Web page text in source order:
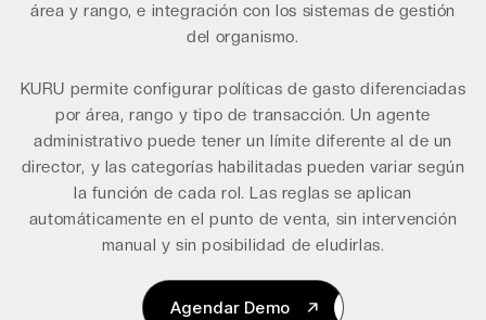
área y rango, e integración con los sistemas de gestión
del organismo.
KURU permite configurar políticas de gasto diferenciadas
por área, rango y tipo de transacción. Un agente
administrativo puede tener un límite diferente al de un
director, y las categorías habilitadas pueden variar según
la función de cada rol. Las reglas se aplican
automáticamente en el punto de venta, sin intervención
manual y sin posibilidad de eludirlas.
Agendar Demo